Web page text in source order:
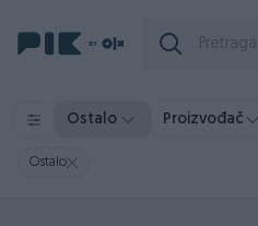
Ostalo Proizvođač
Ostalo